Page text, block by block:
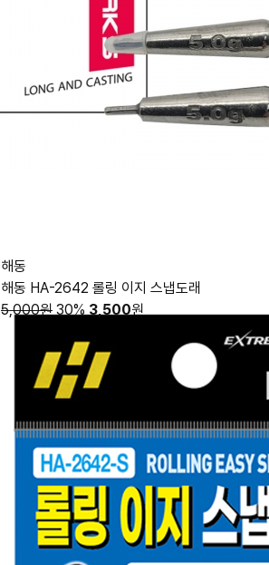
해동
해동 HA-2642 롤링 이지 스냅도래
5,000원 30% 3,500원